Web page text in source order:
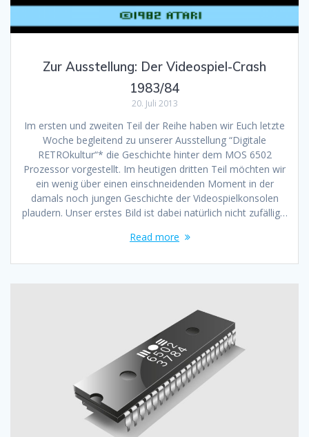
Zur Ausstellung: Der Videospiel-Crash
1983/84
20. Juli 2013
Im ersten und zweiten Teil der Reihe haben wir Euch letzte
Woche begleitend zu unserer Ausstellung “Digitale
RETROkultur“* die Geschichte hinter dem MOS 6502
Prozessor vorgestellt. Im heutigen dritten Teil möchten wir
ein wenig über einen einschneidenden Moment in der
damals noch jungen Geschichte der Videospielkonsolen
plaudern. Unser erstes Bild ist dabei natürlich nicht zufällig…
Read more